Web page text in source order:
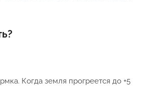
Когда земля прогреется до +5